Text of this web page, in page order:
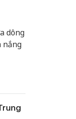
dông
nắng